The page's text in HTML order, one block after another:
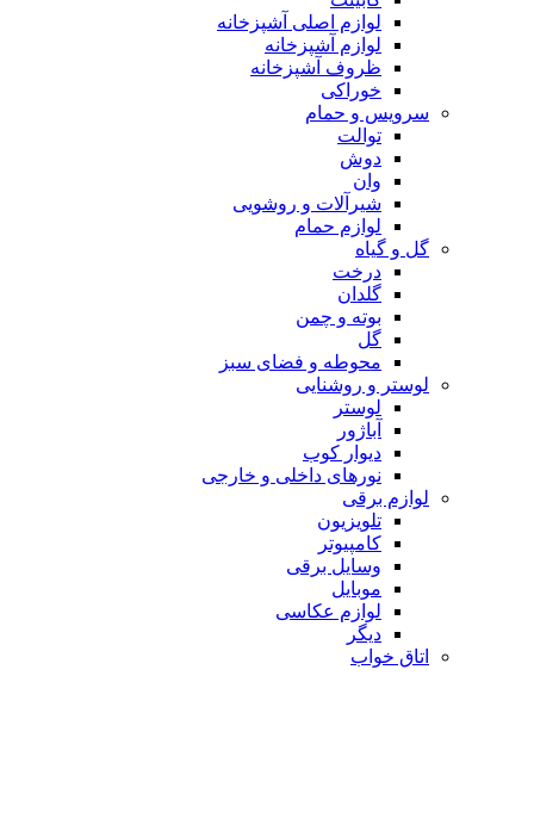
لوازم اصلی آشپزخانه
لوازم آشپزخانه
ظروف آشپزخانه
خوراکی
سرویس و حمام
توالت
دوش
وان
شیرآلات و روشویی
لوازم حمام
گل و گیاه
درخت
گلدان
بوته و چمن
گل
محوطه و فضای سبز
لوستر و روشنایی
لوستر
آباژور
دیوار کوب
نورهای داخلی و خارجی
لوازم برقی
تلویزیون
کامپیوتر
وسایل برقی
موبایل
لوازم عکاسی
دیگر
اتاق خواب